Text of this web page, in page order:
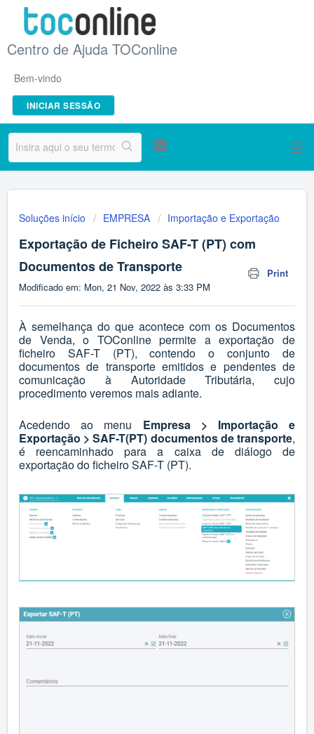
Centro de Ajuda TOConline
Bem-vindo
INICIAR SESSÃO
Soluções início EMPRESA Importação e Exportação
Exportação de Ficheiro SAF-T (PT) com
Documentos de Transporte
Print
Modificado em: Mon, 21 Nov, 2022 às 3:33 PM
À semelhança do que acontece com os Documentos
de Venda, o TOConline permite a exportação de
ficheiro SAF-T (PT), contendo o conjunto de
documentos de transporte emitidos e pendentes de
comunicação à Autoridade Tributária, cujo
procedimento veremos mais adiante.
Acedendo ao menu Empresa > Importação e
Exportação > SAF-T(PT) documentos de transporte,
é reencaminhado para a caixa de diálogo de
exportação do ficheiro SAF-T (PT).